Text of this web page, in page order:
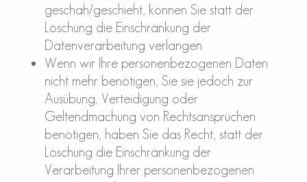
geschah/geschieht, können Sie statt der
Löschung die Einschränkung der
Datenverarbeitung verlangen.
Wenn wir Ihre personenbezogenen Daten
nicht mehr benötigen, Sie sie jedoch zur
Ausübung, Verteidigung oder
Geltendmachung von Rechtsansprüchen
benötigen, haben Sie das Recht, statt der
Löschung die Einschränkung der
Verarbeitung Ihrer personenbezogenen